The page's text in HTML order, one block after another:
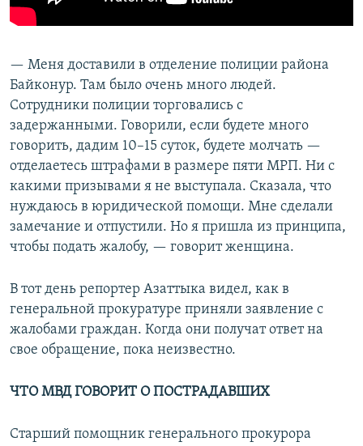
— Меня доставили в отделение полиции района
Байконур. Там было очень много людей.
Сотрудники полиции торговались с
задержанными. Говорили, если будете много
говорить, дадим 10–15 суток, будете молчать —
отделаетесь штрафами в размере пяти МРП. Ни с
какими призывами я не выступала. Сказала, что
нуждаюсь в юридической помощи. Мне сделали
замечание и отпустили. Но я пришла из принципа,
чтобы подать жалобу, — говорит женщина.
В тот день репортер Азаттыка видел, как в
генеральной прокуратуре приняли заявление с
жалобами граждан. Когда они получат ответ на
свое обращение, пока неизвестно.
ЧТО МВД ГОВОРИТ О ПОСТРАДАВШИХ
Старший помощник генерального прокурора